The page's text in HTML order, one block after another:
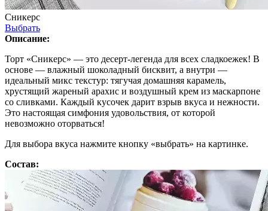
Сникерс
Выбрать
Описание:
Торт «Сникерс» — это десерт-легенда для всех сладкоежек! В
основе — влажный шоколадный бисквит, а внутри —
идеальный микс текстур: тягучая домашняя карамель,
хрустящий жареный арахис и воздушный крем из маскарпоне
со сливками. Каждый кусочек дарит взрыв вкуса и нежности.
Это настоящая симфония удовольствия, от которой
невозможно оторваться!
Для выбора вкуса нажмите кнопку «выбрать» на картинке.
Состав: